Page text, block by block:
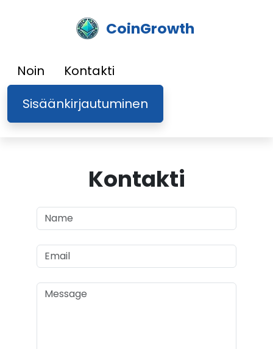
CoinGrowth
Noin
Kontakti
Sisäänkirjautuminen
Kontakti